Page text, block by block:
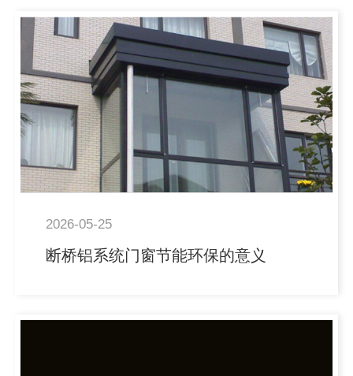
2026-05-25
断桥铝系统门窗节能环保的意义